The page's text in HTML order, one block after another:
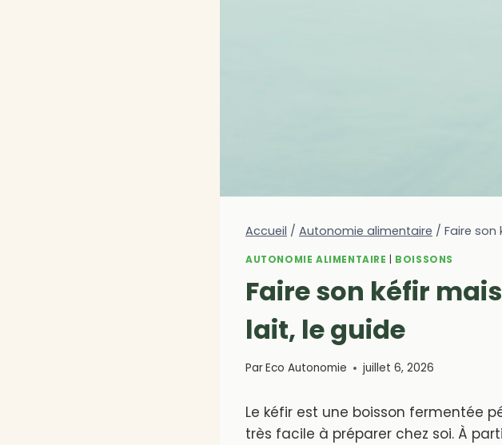
Accueil / Autonomie alimentaire / Faire son
AUTONOMIE ALIMENTAIRE BOISSONS
Faire son kéfir
lait, le guide
ParEco Autonomie juillet 6, 2026
Le kéfir est une boisson fermentée
très facile à préparer chez soi. À